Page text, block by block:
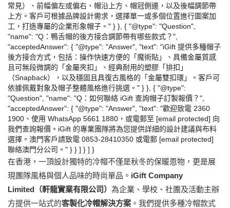
常見）、前幅偏左或偏右、帽沿上方、帽冠側邊，以及後幅調節帶
上方。客戶可根據品牌設計需求，選擇單一或多個位置進行圖案加
工，打造專屬的企業形象帽子。" } }, { "@type": "Question",
"name": "Q：鴨舌帽的後方接合調節帶有哪些款式？",
"acceptedAnswer": { "@type": "Answer", "text": "iGift 提供多種帽子
後方接合方式，包括：操作快速方便的「魔術貼」、具備金屬質感
且可無段微調的「金屬夾扣」、經典耐用的塑膠「排扣」
（Snapback），以及穩固且具復古風格的「金屬雙扣環」。客戶可
依據佩戴對象及帽子整體風格進行挑選。" } }, { "@type":
"Question", "name": "Q：如何聯絡 iGift 查詢帽子訂製報價？",
"acceptedAnswer": { "@type": "Answer", "text": "歡迎致電 2360
1900、使用 WhatsApp 5661 1880，或電郵至 [email protected] 向
我們查詢報價。iGift 的專業團隊將為您提供詳細的設計建議與布料
選擇。澳門客戶請致電 0853-28410350 或電郵 [email protected]
聯絡澳門分公司。" } } ] } ] }
在香港，一頂設計獨特的冷帽不僅是秋冬的保暖恩物，更是展
現團隊風格與個人品味的時尚單品。 iGift Company
Limited（軒龍實業有限公司） 為企業、學校、社團及活動主辦
方提供一站式的客製化冷帽解決方案 。我們提供多種冷帽款式